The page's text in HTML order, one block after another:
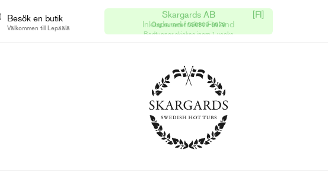
Besök en butik
Välkommen till Lepäälä Inkluderad frakt i Finland
Badtunnor skickas inom 1 vecka
Skargards AB [FI]
Org.nummer 556809-5979